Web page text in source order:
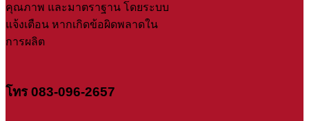
คุณภาพ และมาตราฐาน โดยระบบ
แจ้งเตือน หากเกิดข้อผิดพลาดใน
การผลิต
โทร 083-096-2657